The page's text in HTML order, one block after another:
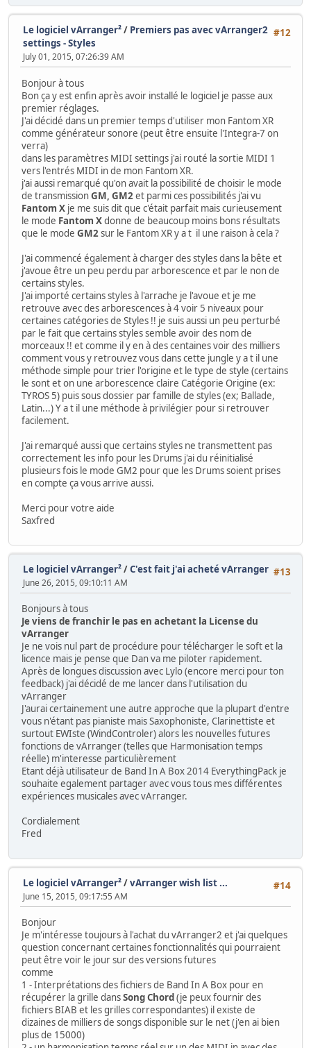
#12
Le logiciel vArranger²/ Premiers pas avec vArranger2
settings - Styles
July 01, 2015, 07:26:39 AM
Bonjour à tous
Bon ça y est enfin après avoir installé le logiciel je passe aux
premier réglages.
J'ai décidé dans un premier temps d'utiliser mon Fantom XR
comme générateur sonore (peut être ensuite l'Integra-7 on
verra)
dans les paramètres MIDI settings j'ai routé la sortie MIDI 1
vers l'entrés MIDI in de mon Fantom XR.
j'ai aussi remarqué qu'on avait la possibilité de choisir le mode
de transmissionGM, GM2et parmi ces possibilités j'ai vu
Fantom X je me suis dit que c'était parfait mais curieusement
le mode Fantom Xdonne de beaucoup moins bons résultats
que le mode GM2sur le Fantom XR y a t il une raison à cela ?
J'ai commencé également à charger des styles dans la bête et
j'avoue être un peu perdu par arborescence et par le non de
certains styles.
J'ai importé certains styles à l'arrache je l'avoue et je me
retrouve avec des arborescences à 4 voir 5 niveaux pour
certaines catégories de Styles !! je suis aussi un peu perturbé
par le fait que certains styles semble avoir des nom de
morceaux !! et comme il y en à des centaines voir des milliers
comment vous y retrouvez vous dans cette jungle y a t il une
méthode simple pour trier l'origine et le type de style (certains
le sont et on une arborescence claire Catégorie Origine (ex:
TYROS 5) puis sous dossier par famille de styles (ex; Ballade,
Latin...) Y a t il une méthode à privilégier pour si retrouver
facilement.
J'ai remarqué aussi que certains styles ne transmettent pas
correctement les info pour les Drums j'ai du réinitialisé
plusieurs fois le mode GM2 pour que les Drums soient prises
en compte ça vous arrive aussi.
Merci pour votre aide
Saxfred
#13
Le logiciel vArranger²/C'est fait j'ai acheté vArranger
June 26, 2015, 09:10:11 AM
Bonjours à tous
Je viens de franchir le pas en achetant la License du
vArranger
Je ne vois nul part de procédure pour télécharger le soft et la
licence mais je pense que Dan va me piloter rapidement.
Après de longues discussion avec Lylo (encore merci pour ton
feedback) j'ai décidé de me lancer dans l'utilisation du
vArranger
J'aurai certainement une autre approche que la plupart d'entre
vous n'étant pas pianiste mais Saxophoniste, Clarinettiste et
surtout EWIste (WindControler) alors les nouvelles futures
fonctions de vArranger (telles que Harmonisation temps
réelle) m'interesse particulièrement
Etant déjà utilisateur de Band In A Box 2014 EverythingPack je
souhaite egalement partager avec vous tous mes différentes
expériences musicales avec vArranger.
Cordialement
Fred
#14
Le logiciel vArranger²/vArranger wish list ...
June 15, 2015, 09:17:55 AM
Bonjour
Je m'intéresse toujours à l'achat du vArranger2 et j'ai quelques
question concernant certaines fonctionnalités qui pourraient
peut être voir le jour sur des versions futures
comme
1 - Interprétations des fichiers de Band In A Box pour en
récupérer la grille dansSong Chord(je peux fournir des
fichiers BIAB et les grilles correspondantes) il existe de
dizaines de milliers de songs disponible sur le net (j'en ai bien
plus de 15000)